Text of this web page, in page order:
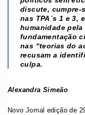
discute, cumpre-
nas TPA´s 1 e 3,
humanidade
fundamentação
nas “teorias do
recusam a
culpa.
Alexandra Simeão
Novo Jornal edição de